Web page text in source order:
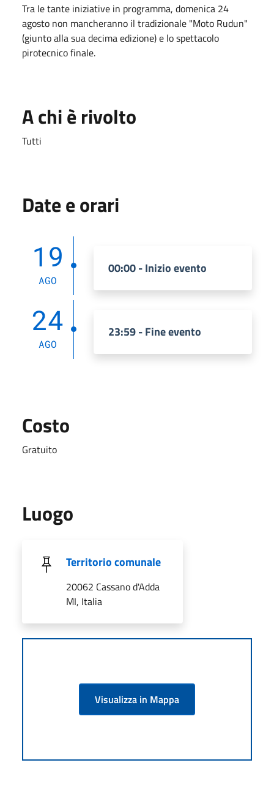
Tra le tante iniziative in programma, domenica 24
agosto non mancheranno il tradizionale "Moto Rudun"
(giunto alla sua decima edizione) e lo spettacolo
pirotecnico finale.
A chi è rivolto
Tutti
Date e orari
19
AGO
00:00 - Inizio evento
24
AGO
23:59 - Fine evento
Costo
Gratuito
Luogo
Territorio comunale
20062 Cassano d'Adda
MI, Italia
Visualizza in Mappa